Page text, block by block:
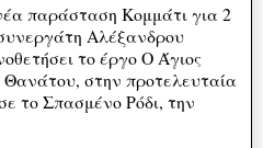
παράσταση Κομμάτι για 2
Αλέξανδρου
το έργο Ο Άγιος
στην προτελευταία
το Σπασμένο Ρόδι, την